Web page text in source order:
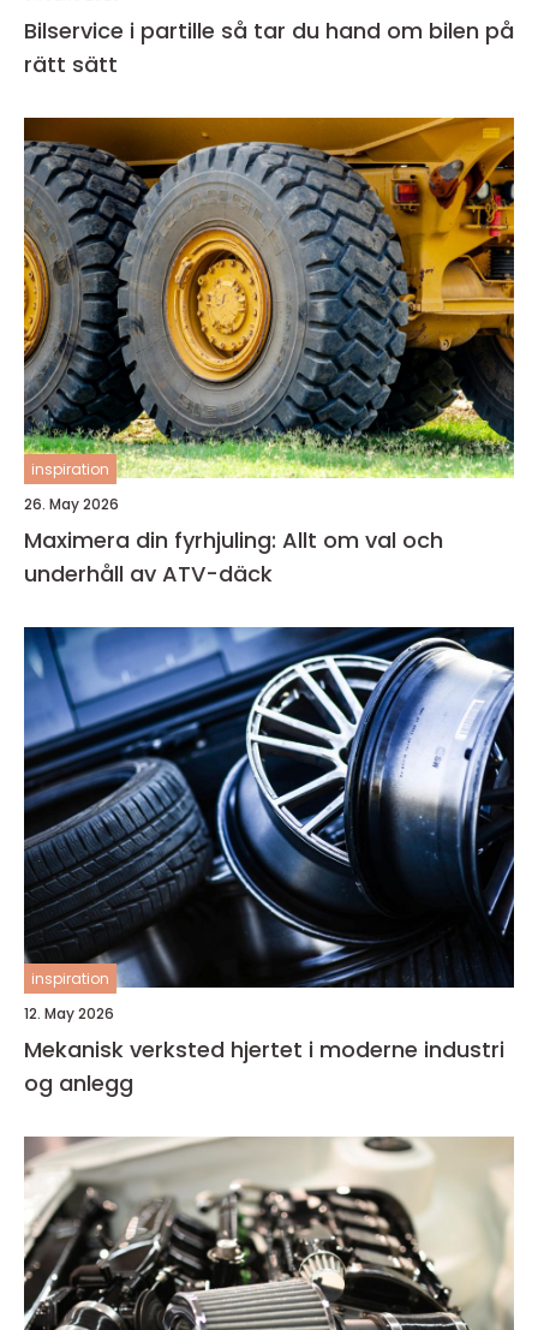
Bilservice i partille så tar du hand om bilen på
rätt sätt
inspiration
26. May 2026
Maximera din fyrhjuling: Allt om val och
underhåll av ATV-däck
inspiration
12. May 2026
Mekanisk verksted hjertet i moderne industri
og anlegg